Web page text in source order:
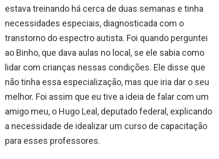
estava treinando há cerca de duas semanas e tinha
necessidades especiais, diagnosticada com o
transtorno do espectro autista. Foi quando perguntei
ao Binho, que dava aulas no local, se ele sabia como
lidar com crianças nessas condições. Ele disse que
não tinha essa especialização, mas que iria dar o seu
melhor. Foi assim que eu tive a ideia de falar com um
amigo meu, o Hugo Leal, deputado federal, explicando
a necessidade de idealizar um curso de capacitação
para esses professores.